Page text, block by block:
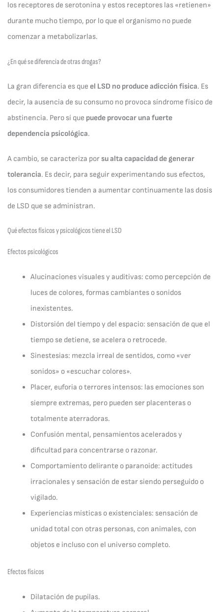
los receptores de serotonina y estos receptores las «retienen»
durante mucho tiempo, por lo que el organismo no puede
comenzar a metabolizarlas.
¿En qué se diferencia de otras drogas?
La gran diferencia es que el LSD no produce adicción física. Es
decir, la ausencia de su consumo no provoca síndrome físico de
abstinencia. Pero sí que puede provocar una fuerte
dependencia psicológica.
A cambio, se caracteriza por su alta capacidad de generar
tolerancia. Es decir, para seguir experimentando sus efectos,
los consumidores tienden a aumentar continuamente las dosis
de LSD que se administran.
Qué efectos físicos y psicológicos tiene el LSD
Efectos psicológicos
Alucinaciones visuales y auditivas: como percepción de
luces de colores, formas cambiantes o sonidos
inexistentes.
Distorsión del tiempo y del espacio: sensación de que el
tiempo se detiene, se acelera o retrocede.
Sinestesias: mezcla irreal de sentidos, como «ver
sonidos» o «escuchar colores».
Placer, euforia o terrores intensos: las emociones son
siempre extremas, pero pueden ser placenteras o
totalmente aterradoras.
Confusión mental, pensamientos acelerados y
dificultad para concentrarse o razonar.
Comportamiento delirante o paranoide: actitudes
irracionales y sensación de estar siendo perseguido o
vigilado.
Experiencias místicas o existenciales: sensación de
unidad total con otras personas, con animales, con
objetos e incluso con el universo completo.
Efectos físicos
Dilatación de pupilas.